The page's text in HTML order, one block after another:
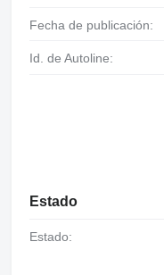
Fecha de publicación:
Id. de Autoline:
Estado
Estado: